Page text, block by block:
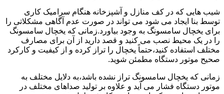
شیب هایی که در کف منازل و آشپزخانه هنگام سرامیک کاری
توسط بنا ایجاد می شود می تواند در صورت عدم آگاهی مشکلاتی را
برای یخچال سامسونگ به وجود بیاورد.زمانی که یخچال سامسونگ
را در یک محیط نصب می کنید و قصد دارید از آن برای مصارف
مختلف استفاده کنید،حتماً یخچال را تراز کرده و از کیفیت و کارکرد
صحیح موتور دستگاه مطمئن شوید.
زمانی که یخچال سامسونگ تراز نشده باشد،به دلایل مختلف به
موتور دستگاه فشار می آید و علاوه بر تولید صداهای مختلف در